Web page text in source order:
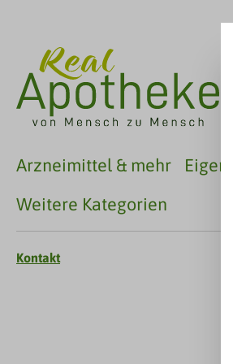
Arzneimittel & mehr
Weitere Kategorien
Kontakt